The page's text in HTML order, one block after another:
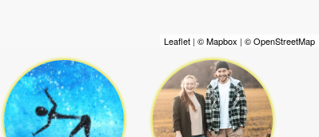
Leaflet | © Mapbox | © OpenStreetMap